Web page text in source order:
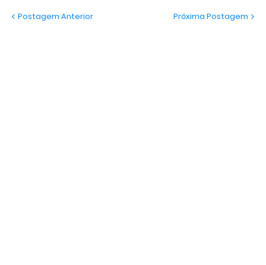
Postagem Anterior Próxima Postagem